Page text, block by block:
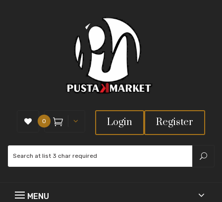
0 Login Register